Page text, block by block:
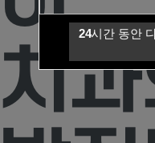
24시간 동안
치